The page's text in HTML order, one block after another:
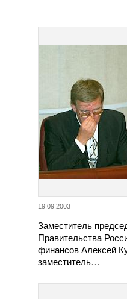
19.09.2003
Заместитель
Правительства
финансов Алексей
заместитель…